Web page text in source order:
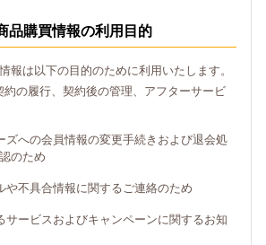
品購買情報の利用目的
報は以下の目的のために利用いたします。
約の履行、契約後の管理、アフターサービ
ズへの会員情報の変更手続きおよび退会処
のため
や不具合情報に関するご連絡のため
サービスおよびキャンペーンに関するお知